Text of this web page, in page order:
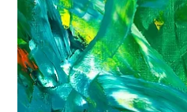
Медина Касимова оказалась
цифрового искусства
поверхности»),